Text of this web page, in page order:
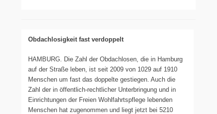
Obdachlosigkeit fast verdoppelt
HAMBURG. Die Zahl der Obdachlosen, die in Hamburg
auf der Straße leben, ist seit 2009 von 1029 auf 1910
Menschen um fast das doppelte gestiegen. Auch die
Zahl der in öffentlich-rechtlicher Unterbringung und in
Einrichtungen der Freien Wohlfahrtspflege lebenden
Menschen hat zugenommen und liegt jetzt bei 5210